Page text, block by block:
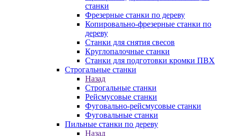
станки
Фрезерные станки по дереву
Копировально-фрезерные станки по
дереву
Станки для снятия свесов
Круглопалочные станки
Станки для подготовки кромки ПВХ
Строгальные станки
Назад
Строгальные станки
Рейсмусовые станки
Фуговально-рейсмусовые станки
Фуговальные станки
Пильные станки по дереву
Назад